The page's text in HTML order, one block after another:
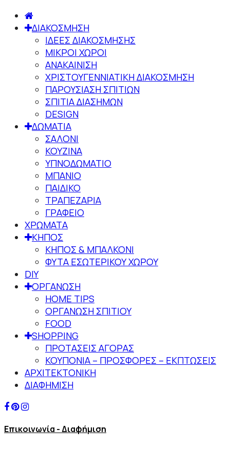
ΔΙΑΚΟΣΜΗΣΗ
ΙΔΕΕΣ ΔΙΑΚΟΣΜΗΣΗΣ
ΜΙΚΡΟΙ ΧΩΡΟΙ
ΑΝΑΚΑΙΝΙΣΗ
ΧΡΙΣΤΟΥΓΕΝΝΙΑΤΙΚΗ ΔΙΑΚΟΣΜΗΣΗ
ΠΑΡΟΥΣΙΑΣΗ ΣΠΙΤΙΩΝ
ΣΠΙΤΙΑ ΔΙΑΣΗΜΩΝ
DESIGN
ΔΩΜΑΤΙΑ
ΣΑΛΟΝΙ
ΚΟΥΖΙΝΑ
ΥΠΝΟΔΩΜΑΤΙΟ
ΜΠΑΝΙΟ
ΠΑΙΔΙΚΟ
ΤΡΑΠΕΖΑΡΙΑ
ΓΡΑΦΕΙΟ
ΧΡΩΜΑΤΑ
ΚΗΠΟΣ
ΚΗΠΟΣ & ΜΠΑΛΚΟΝΙ
ΦΥΤΑ ΕΣΩΤΕΡΙΚΟΥ ΧΩΡΟΥ
DIY
ΟΡΓΑΝΩΣΗ
HOME TIPS
ΟΡΓΑΝΩΣΗ ΣΠΙΤΙΟΥ
FOOD
SHOPPING
ΠΡΟΤΑΣΕΙΣ ΑΓΟΡΑΣ
ΚΟΥΠΟΝΙΑ – ΠΡΟΣΦΟΡΕΣ – ΕΚΠΤΩΣΕΙΣ
ΑΡΧΙΤΕΚΤΟΝΙΚΗ
ΔΙΑΦΗΜΙΣΗ
Επικοινωνία - Διαφήμιση